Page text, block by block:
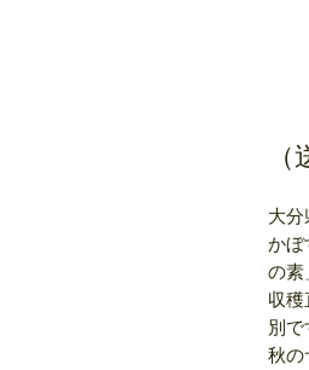
大分
かぼ
の素
収
別で
秋の